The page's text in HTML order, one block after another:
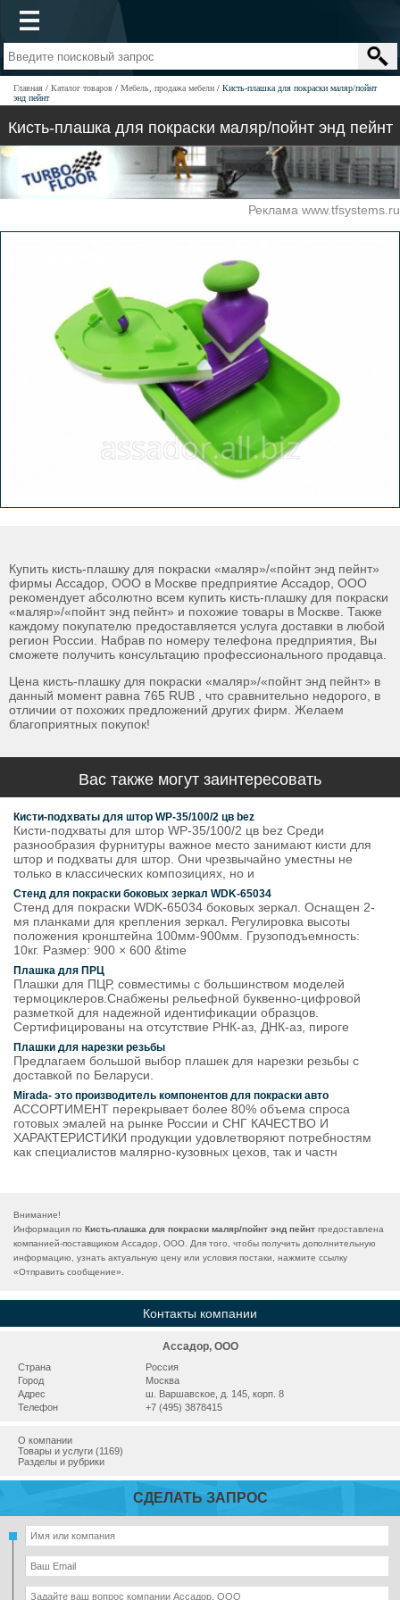
Главная Каталог товаров Мебель, продажа мебели
Кисть-плашка для покраски маляр/пойнт
энд пейнт
Кисть-плашка для покраски маляр/пойнт энд пейнт
Реклама www.tfsystems.ru
Купить кисть-плашку для покраски «маляр»/«пойнт энд пейнт»
фирмы Ассадор, ООО в Москве предприятие Ассадор, ООО
рекомендует абсолютно всем купить кисть-плашку для покраски
«маляр»/«пойнт энд пейнт» и похожие товары в Москве. Также
каждому покупателю предоставляется услуга доставки в любой
регион России. Набрав по номеру телефона предприятия, Вы
сможете получить консультацию профессионального продавца.
Цена кисть-плашку для покраски «маляр»/«пойнт энд пейнт» в
данный момент равна 765 RUB , что сравнительно недорого, в
отличии от похожих предложений других фирм. Желаем
благоприятных покупок!
Вас также могут заинтересовать
Кисти-подхваты для штор WP-35/100/2 цв bez
Кисти-подхваты для штор WP-35/100/2 цв bez Среди
разнообразия фурнитуры важное место занимают кисти для
штор и подхваты для штор. Они чрезвычайно уместны не
только в классических композициях, но и
Стенд для покраски боковых зеркал WDK-65034
Стенд для покраски WDK-65034 боковых зеркал. Оснащен 2-
мя планками для крепления зеркал. Регулировка высоты
положения кронштейна 100мм-900мм. Грузоподъемность:
10кг. Размер: 900 × 600 &time
Плашка для ПРЦ
Плашки для ПЦР, совместимы с большинством моделей
термоциклеров.Снабжены рельефной буквенно-цифровой
разметкой для надежной идентификации образцов.
Сертифицированы на отсутствие РНК-аз, ДНК-аз, пироге
Плашки для нарезки резьбы
Предлагаем большой выбор плашек для нарезки резьбы с
доставкой по Беларуси.
Mirada- это производитель компонентов для покраски авто
АССОРТИМЕНТ перекрывает более 80% объема спроса
готовых эмалей на рынке России и СНГ КАЧЕСТВО И
ХАРАКТЕРИСТИКИ продукции удовлетворяют потребностям
как специалистов малярно-кузовных цехов, так и частн
Внимание!
Информация по Кисть-плашка для покраски маляр/пойнт энд пейнт предоставлена
компанией-поставщиком Ассадор, ООО. Для того, чтобы получить дополнительную
информацию, узнать актуальную цену или условия постаки, нажмите ссылку
«Отправить сообщение».
Контакты компании
Ассадор, ООО
Страна
Россия
Город
Москва
Адрес
ш. Варшавское, д. 145, корп. 8
Телефон
+7 (495) 3878415
О компании
Товары и услуги (1169)
Разделы и рубрики
СДЕЛАТЬ ЗАПРОС